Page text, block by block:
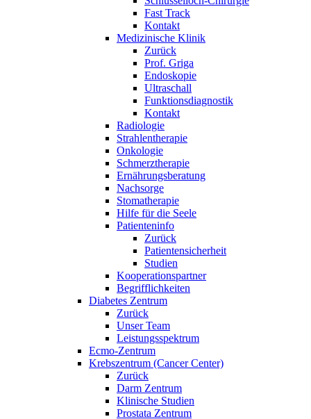
Fast Track
Kontakt
Medizinische Klinik
Zurück
Prof. Griga
Endoskopie
Ultraschall
Funktionsdiagnostik
Kontakt
Radiologie
Strahlentherapie
Onkologie
Schmerztherapie
Ernährungsberatung
Nachsorge
Stomatherapie
Hilfe für die Seele
Patienteninfo
Zurück
Patientensicherheit
Studien
Kooperationspartner
Begrifflichkeiten
Diabetes Zentrum
Zurück
Unser Team
Leistungsspektrum
Ecmo-Zentrum
Krebszentrum (Cancer Center)
Zurück
Darm Zentrum
Klinische Studien
Prostata Zentrum